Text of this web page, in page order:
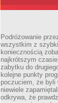
Podróżowanie
wszystkim z
koniecznością
najkrótszym
zabytku do
kolejne punkty
poczuciem, że byli
niewiele
odkrywa, że